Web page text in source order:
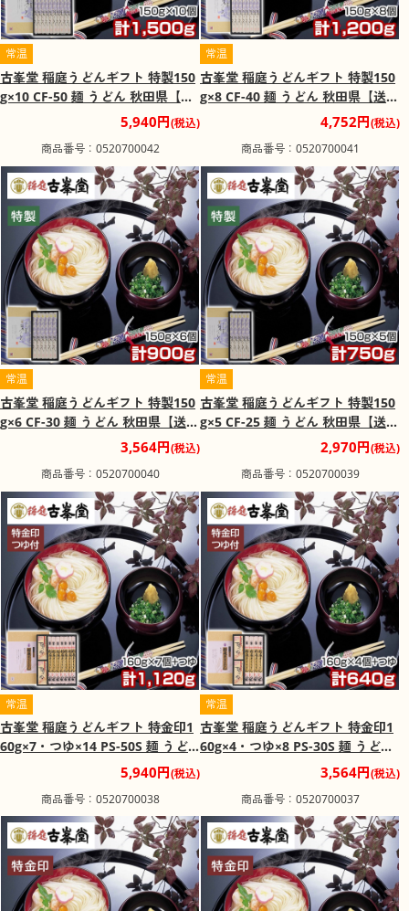
常温
古峯堂 稲庭うどんギフト 特製150
g×10 CF-50 麺 うどん 秋田県【送
料込み】【二重包装不可】【お届
け不可地域：沖縄・離島】【お届
け日時指定不可】
5,940円(税込)
商品番号：0520700042
常温
古峯堂 稲庭うどんギフト 特製150
g×8 CF-40 麺 うどん 秋田県【送料
込み】【二重包装不可】【お届け
不可地域：沖縄・離島】【お届け
日時指定不可】
4,752円(税込)
商品番号：0520700041
常温
古峯堂 稲庭うどんギフト 特製150
g×6 CF-30 麺 うどん 秋田県【送料
込み】【二重包装不可】【お届け
不可地域：沖縄・離島】【お届け
日時指定不可】
3,564円(税込)
商品番号：0520700040
常温
古峯堂 稲庭うどんギフト 特製150
g×5 CF-25 麺 うどん 秋田県【送料
込み】【二重包装不可】【お届け
不可地域：沖縄・離島】【お届け
日時指定不可】
2,970円(税込)
商品番号：0520700039
常温
古峯堂 稲庭うどんギフト 特金印1
60g×7・つゆ×14 PS-50S 麺 うど
ん 秋田県【送料込み】【二重包装
不可】【お届け不可地域：沖縄・
離島】【お届け日時指定不可】
5,940円(税込)
商品番号：0520700038
常温
古峯堂 稲庭うどんギフト 特金印1
60g×4・つゆ×8 PS-30S 麺 うどん
秋田県【送料込み】【二重包装不
可】【お届け不可地域：沖縄・離
島】【お届け日時指定不可】
3,564円(税込)
商品番号：0520700037